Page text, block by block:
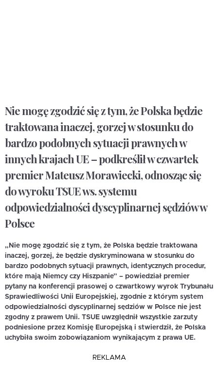
Nie mogę zgodzić się z tym, że Polska będzie
traktowana inaczej, gorzej w stosunku do
bardzo podobnych sytuacji prawnych w
innych krajach UE – podkreślił w czwartek
premier Mateusz Morawiecki, odnosząc się
do wyroku TSUE ws. systemu
odpowiedzialności dyscyplinarnej sędziów w
Polsce
„Nie mogę zgodzić się z tym, że Polska będzie traktowana
inaczej, gorzej, że będzie dyskryminowana w stosunku do
bardzo podobnych sytuacji prawnych, identycznych procedur,
które mają Niemcy czy Hiszpanie” – powiedział premier
pytany na konferencji prasowej o czwartkowy wyrok Trybunału
Sprawiedliwości Unii Europejskiej, zgodnie z którym system
odpowiedzialności dyscyplinarnej sędziów w Polsce nie jest
zgodny z prawem Unii. TSUE uwzględnił wszystkie zarzuty
podniesione przez Komisję Europejską i stwierdził, że Polska
uchybiła swoim zobowiązaniom wynikającym z prawa UE.
REKLAMA